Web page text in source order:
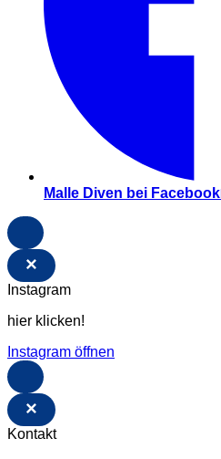
Malle Diven bei Facebook
×
Instagram
hier klicken!
Instagram öffnen
×
Kontakt